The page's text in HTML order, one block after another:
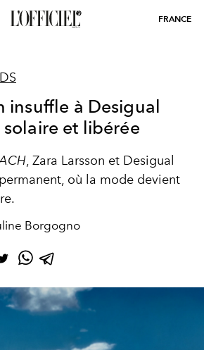
FRANCE
insuffle à Desigual
et libérée
, Zara Larsson et Desigual
où la mode devient
Borgogno